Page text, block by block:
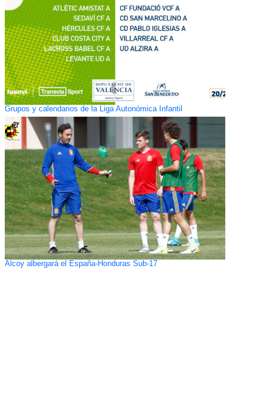
Grupos y calendarios de la Liga Autonómica Infantil
Alcoy albergará el España-Honduras Sub-17